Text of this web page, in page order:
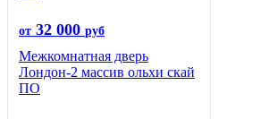
от 32 000 руб
Межкомнатная дверь
Лондон-2 массив ольхи скай
ПО